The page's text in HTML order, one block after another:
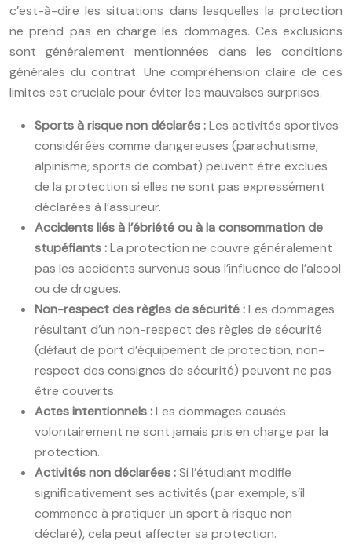
c’est-à-dire les situations dans lesquelles la protection
ne prend pas en charge les dommages. Ces exclusions
sont généralement mentionnées dans les conditions
générales du contrat. Une compréhension claire de ces
limites est cruciale pour éviter les mauvaises surprises.
Sports à risque non déclarés :Les activités sportives
considérées comme dangereuses (parachutisme,
alpinisme, sports de combat) peuvent être exclues
de la protection si elles ne sont pas expressément
déclarées à l’assureur.
Accidents liés à l’ébriété ou à la consommation de
stupéfiants :La protection ne couvre généralement
pas les accidents survenus sous l’influence de l’alcool
ou de drogues.
Non-respect des règles de sécurité :Les dommages
résultant d’un non-respect des règles de sécurité
(défaut de port d’équipement de protection, non-
respect des consignes de sécurité) peuvent ne pas
être couverts.
Actes intentionnels :Les dommages causés
volontairement ne sont jamais pris en charge par la
protection.
Activités non déclarées :Si l’étudiant modifie
significativement ses activités (par exemple, s’il
commence à pratiquer un sport à risque non
déclaré), cela peut affecter sa protection.